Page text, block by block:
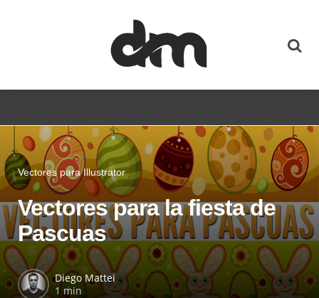
Vectores para Illustrator
Vectores para la fiesta de
Pascuas
Diego Mattei
1 min